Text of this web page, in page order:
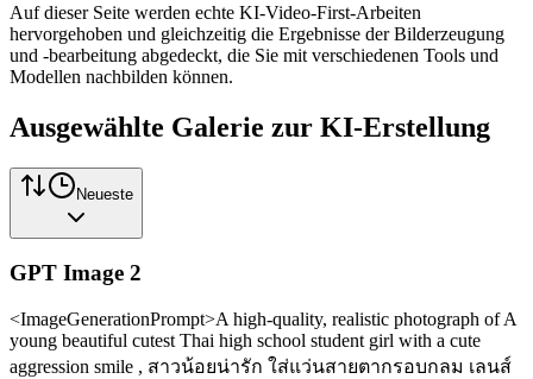
Auf dieser Seite werden echte KI-Video-First-Arbeiten
hervorgehoben und gleichzeitig die Ergebnisse der Bilderzeugung
und -bearbeitung abgedeckt, die Sie mit verschiedenen Tools und
Modellen nachbilden können.
Ausgewählte Galerie zur KI-Erstellung
Neueste
GPT Image 2
<ImageGenerationPrompt>A high-quality, realistic photograph of A
young beautiful cutest Thai high school student girl with a cute
aggression smile , สาวน้อยน่ารัก ใส่แว่นสายตากรอบกลม เลนส์